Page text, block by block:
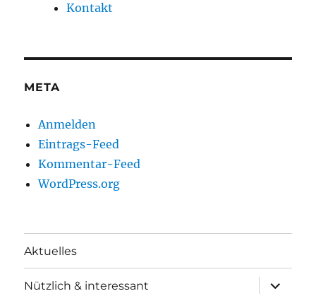
Kontakt
META
Anmelden
Eintrags-Feed
Kommentar-Feed
WordPress.org
Aktuelles
Nützlich & interessant
anzeigen